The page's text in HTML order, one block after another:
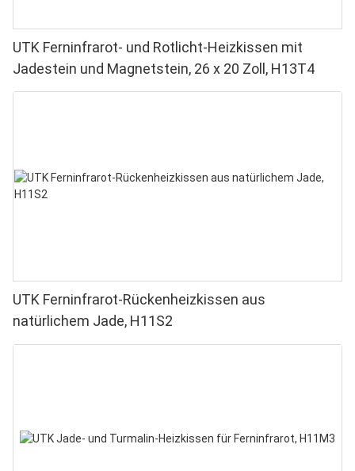
UTK Ferninfrarot- und Rotlicht-Heizkissen mit
Jadestein und Magnetstein, 26 x 20 Zoll, H13T4
UTK Ferninfrarot-Rückenheizkissen aus
natürlichem Jade, H11S2